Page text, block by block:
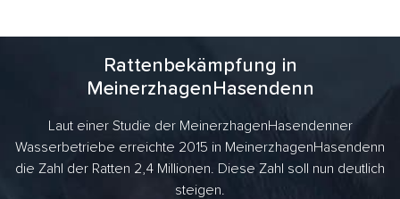
Rattenbekämpfung in
MeinerzhagenHasendenn
Laut einer Studie der MeinerzhagenHasendenner
Wasserbetriebe erreichte 2015 in MeinerzhagenHasendenn
die Zahl der Ratten 2,4 Millionen. Diese Zahl soll nun deutlich
steigen.